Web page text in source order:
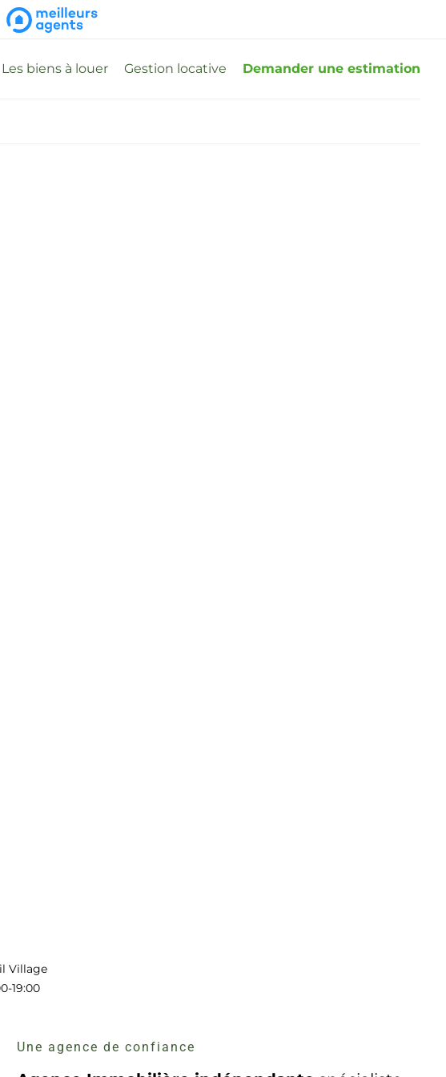
Les biens à louer Gestion locative Demander une estimation
Village
19:00
Une agence de confiance